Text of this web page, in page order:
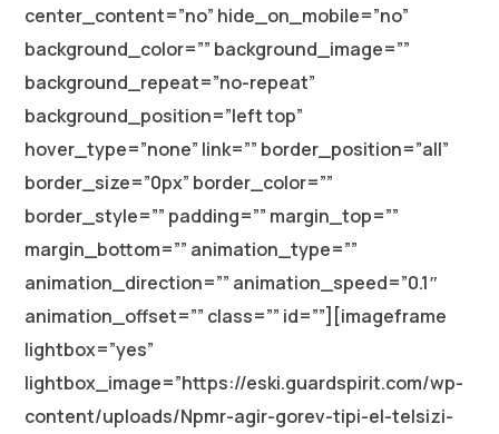
center_content=”no” hide_on_mobile=”no”
background_color=”” background_image=””
background_repeat=”no-repeat”
background_position=”left top”
hover_type=”none” link=”” border_position=”all”
border_size=”0px” border_color=””
border_style=”” padding=”” margin_top=””
margin_bottom=”” animation_type=””
animation_direction=”” animation_speed=”0.1″
animation_offset=”” class=”” id=””][imageframe
lightbox=”yes”
lightbox_image=”https://eski.guardspirit.com/wp-
content/uploads/Npmr-agir-gorev-tipi-el-telsizi-